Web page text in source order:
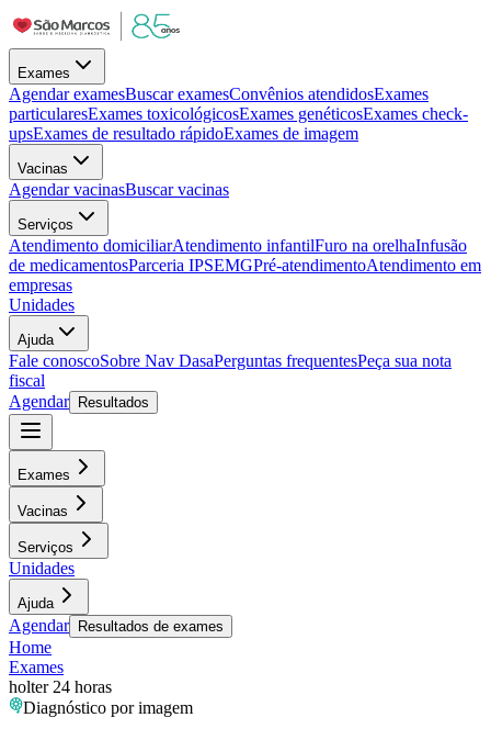
Exames
Agendar examesBuscar examesConvênios atendidosExames
particularesExames toxicológicosExames genéticosExames check-
upsExames de resultado rápidoExames de imagem
Vacinas
Agendar vacinasBuscar vacinas
Serviços
Atendimento domiciliarAtendimento infantilFuro na orelhaInfusão
de medicamentosParceria IPSEMGPré-atendimentoAtendimento em
empresas
Unidades
Ajuda
Fale conoscoSobre Nav DasaPerguntas frequentesPeça sua nota
fiscal
Agendar
Resultados
Exames
Vacinas
Serviços
Unidades
Ajuda
Agendar Resultados de exames
Home
Exames
holter 24 horas
Diagnóstico por imagem